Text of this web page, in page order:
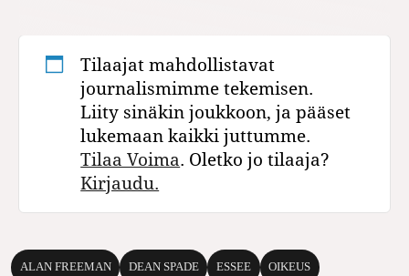
Tilaajat mahdollistavat
journalismimme tekemisen.
Liity sinäkin joukkoon, ja pääset
lukemaan kaikki juttumme.
Tilaa Voima. Oletko jo tilaaja?
Kirjaudu.
ALAN FREEMAN DEAN SPADE ESSEE OIKEUS